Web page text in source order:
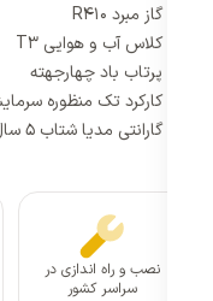
گاز مبرد R410
کلاس آب و هوایی T3
پرتاب باد چهارجهته
کارکرد تک منظوره
گارانتی مدیا شتاب 5 سال کمپروسور و 24 ماه قطعات
نصب و راه اندازی در
سراسر کشور